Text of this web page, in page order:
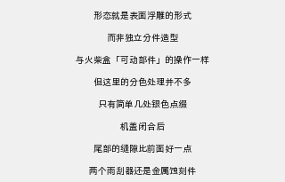
形态就是表面浮雕的形式
而非独立分件造型
与火柴盒「可动部件」的操作一样
但这里的分色处理并不多
只有简单几处银色点缀
机盖闭合后
尾部的缝隙比前面好一点
两个雨刮器还是金属蚀刻件